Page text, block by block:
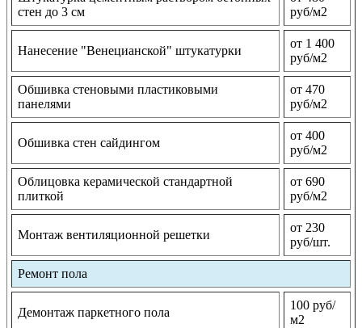
стен до 3 см
руб/м2
Нанесение "Венецианской" штукатурки
от 1 400
руб/м2
Обшивка стеновыми пластиковыми
панелями
от 470
руб/м2
Обшивка стен сайдингом
от 400
руб/м2
Облицовка керамической стандартной
плиткой
от 690
руб/м2
Монтаж вентиляционной решетки
от 230
руб/шт.
Ремонт пола
Демонтаж паркетного пола
100 руб/
м2